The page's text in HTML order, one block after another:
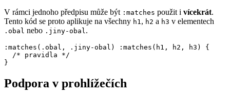
V rámci jednoho předpisu může být :matches použit i vícekrát.
Tento kód se proto aplikuje na všechny h1 , h2 a h3 v elementech
.obal nebo .jiny-obal .
:matches(.obal, .jiny-obal) :matches(h1, h2, h3) {
  /* pravidla */
}
Podpora v prohlížečích